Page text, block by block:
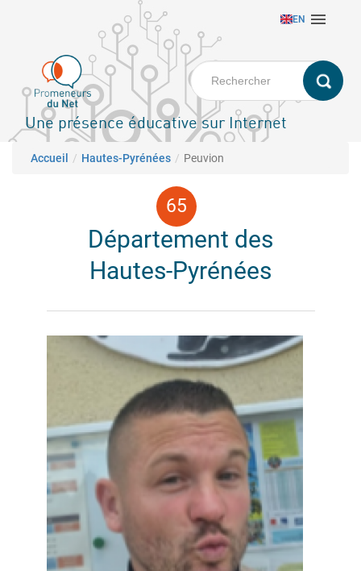
principal
EN 
Une présence éducative sur Internet
Fil d'Ariane
Accueil Hautes-Pyrénées Peuvion
Département des
Hautes-Pyrénées